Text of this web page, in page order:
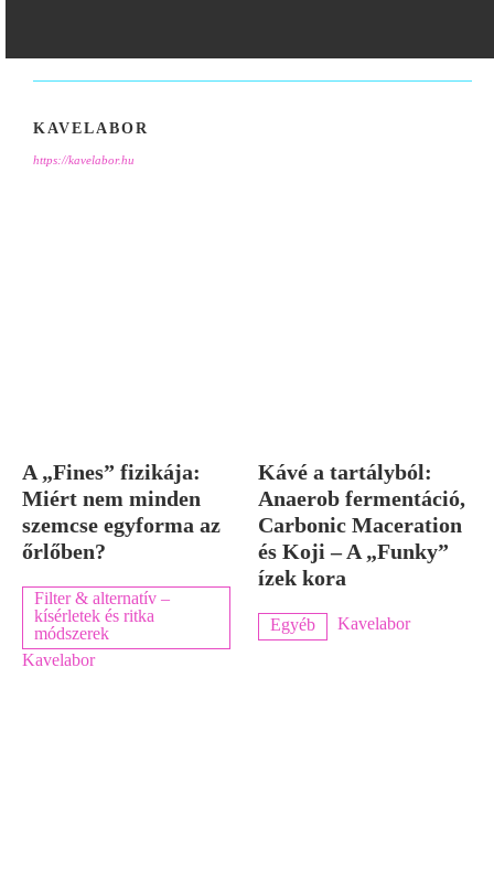
KAVELABOR
https://kavelabor.hu
A „Fines” fizikája:
Miért nem minden
szemcse egyforma az
őrlőben?
Filter & alternatív –
kísérletek és ritka
módszerek
Kavelabor
Kávé a tartályból:
Anaerob fermentáció,
Carbonic Maceration
és Koji – A „Funky”
ízek kora
Egyéb Kavelabor